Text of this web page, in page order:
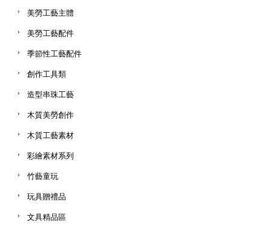
美勞工藝主體
美勞工藝配件
季節性工藝配件
創作工具類
造型串珠工藝
木質美勞創作
木質工藝素材
彩繪素材系列
竹藝童玩
玩具贈禮品
文具精品區